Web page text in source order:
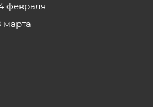
февраля
марта